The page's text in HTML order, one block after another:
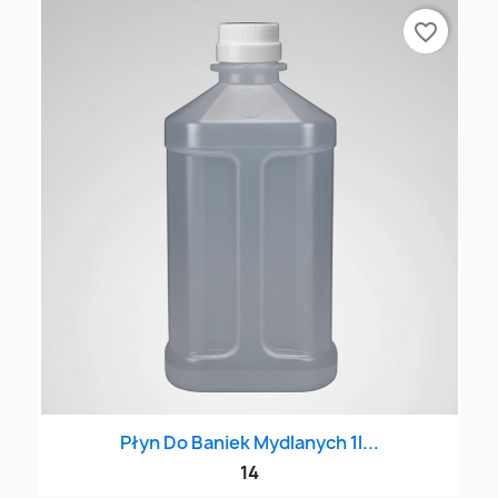
Płyn Do Baniek Mydlanych 1l...
14
favorite_border